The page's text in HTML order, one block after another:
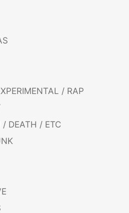
/ RAP
DEATH / ETC